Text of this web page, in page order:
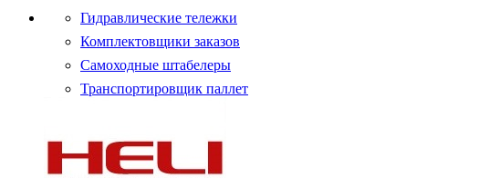
Гидравлические тележки
Комплектовщики заказов
Самоходные штабелеры
Транспортировщик паллет